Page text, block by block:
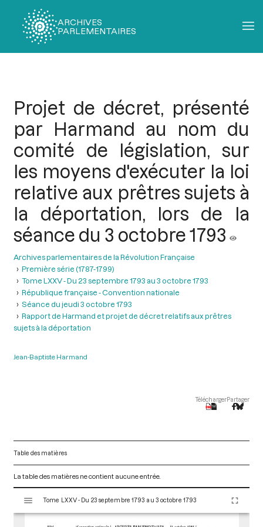
ARCHIVES
PARLEMENTAIRES
Projet de décret, présenté
par Harmand au nom du
comité de législation, sur
les moyens d'exécuter la loi
relative aux prêtres sujets à
la déportation, lors de la
séance du 3 octobre 1793
Archives parlementaires de la Révolution Française
Première série (1787-1799)
Tome LXXV - Du 23 septembre 1793 au 3 octobre 1793
République française - Convention nationale
Séance du jeudi 3 octobre 1793
Rapport de Harmand et projet de décret relatifs aux prêtres
sujets à la déportation
Jean-Baptiste Harmand
TéléchargerPartager
Table des matières
La table des matières ne contient aucune entrée.
s
Tome LXXV - Du 23 septembre 1793 au 3 octobre 1793